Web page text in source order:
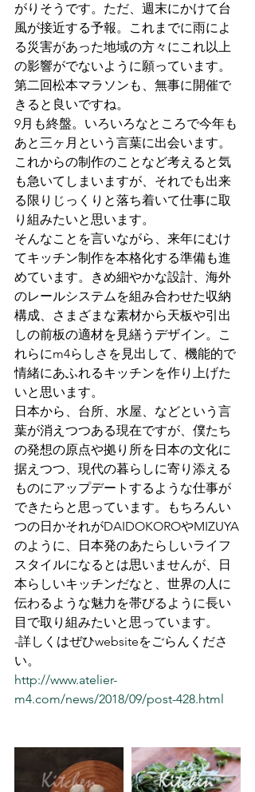
がりそうです。ただ、週末にかけて台
風が接近する予報。これまでに雨によ
る災害があった地域の方々にこれ以上
の影響がでないように願っています。
第二回松本マラソンも、無事に開催で
きると良いですね。
9月も終盤。いろいろなところで今年も
あと三ヶ月という言葉に出会います。
これからの制作のことなど考えると気
も急いてしまいますが、それでも出来
る限りじっくりと落ち着いて仕事に取
り組みたいと思います。
そんなことを言いながら、来年にむけ
てキッチン制作を本格化する準備も進
めています。きめ細やかな設計、海外
のレールシステムを組み合わせた収納
構成、さまざまな素材から天板や引出
しの前板の適材を見繕うデザイン。こ
れらにm4らしさを見出して、機能的で
情緒にあふれるキッチンを作り上げた
いと思います。
日本から、台所、水屋、などという言
葉が消えつつある現在ですが、僕たち
の発想の原点や拠り所を日本の文化に
据えつつ、現代の暮らしに寄り添える
ものにアップデートするような仕事が
できたらと思っています。もちろんい
つの日かそれがDAIDOKOROやMIZUYA
のように、日本発のあたらしいライフ
スタイルになるとは思いませんが、日
本らしいキッチンだなと、世界の人に
伝わるような魅力を帯びるように長い
目で取り組みたいと思っています。
-詳しくはぜひwebsiteをごらんくださ
い。
http://www.atelier-
m4.com/news/2018/09/post-428.html